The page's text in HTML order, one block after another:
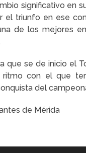
significativo en
el triunfo en ese
de los mejores
que se de inicio el
con el que
del
de Mérida